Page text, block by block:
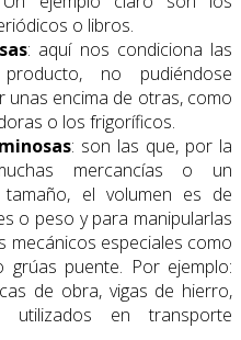
o libros.
: aquí nos condiciona las
no pudiéndose
unas encima de otras, como
o los frigoríficos.
: son las que, por la
mercancías o un
el volumen es de
o peso y para manipularlas
mecánicos especiales como
grúas puente. Por ejemplo:
de obra, vigas de hierro,
utilizados en transporte